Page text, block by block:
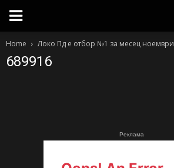
Home Локо Пд е отбор №1 за месец ноември
689916
Реклама